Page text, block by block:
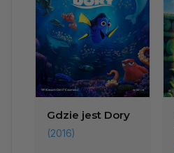
Gdzie jest Dory
(2016)